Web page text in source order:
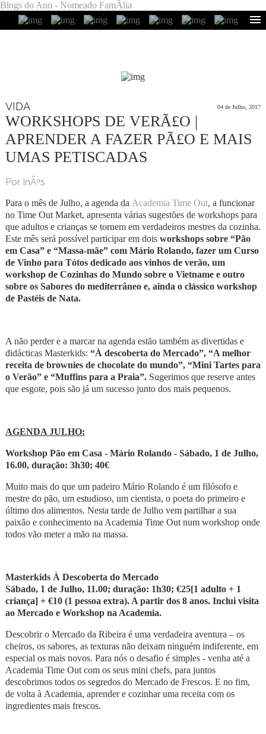
Blogs do Ano - Nomeado FamÃ­lia
VIDA 04 de Julho, 2017
WORKSHOPS DE VERÃ£O |
APRENDER A FAZER PÃ£O E MAIS
UMAS PETISCADAS
Por InÃªs
Para o mês de Julho, a agenda da Academia Time Out, a funcionar
no Time Out Market, apresenta várias sugestões de workshops para
que adultos e crianças se tornem em verdadeiros mestres da cozinha.
Este mês será possível participar em dois workshops sobre “Pão
em Casa” e “Massa-mãe” com Mário Rolando, fazer um Curso
de Vinho para Tótos dedicado aos vinhos de verão, um
workshop de Cozinhas do Mundo sobre o Vietname e outro
sobre os Sabores do mediterrâneo e, ainda o clássico workshop
de Pastéis de Nata.
A não perder e a marcar na agenda estão também as divertidas e
didácticas Masterkids: “À descoberta do Mercado”, “A melhor
receita de brownies de chocolate do mundo”, “Mini Tartes para
o Verão” e “Muffins para a Praia”. Sugerimos que reserve antes
que esgote, pois são já um sucesso junto dos mais pequenos.
AGENDA JULHO:
Workshop Pão em Casa - Mário Rolando - Sábado, 1 de Julho,
16.00, duração: 3h30; 40€
Muito mais do que um padeiro Mário Rolando é um filósofo e
mestre do pão, um estudioso, um cientista, o poeta do primeiro e
último dos alimentos. Nesta tarde de Julho vem partilhar a sua
paixão e conhecimento na Academia Time Out num workshop onde
todos vão meter a mão na massa.
MasterkidsÀ Descoberta do Mercado
Sábado, 1 de Julho, 11.00; duração: 1h30; €25[1 adulto + 1
criança] + €10 (1 pessoa extra). A partir dos 8 anos. Inclui visita
ao Mercado e Workshop na Academia.
Descobrir o Mercado da Ribeira é uma verdadeira aventura – os
cheiros, os sabores, as texturas não deixam ninguém indiferente, em
especial os mais novos. Para nós o desafio é simples - venha até a
Academia Time Out com os seus mini chefs, para juntos
descobrimos todos os segredos do Mercado de Frescos. E no fim,
de volta à Academia, aprender e cozinhar uma receita com os
ingredientes mais frescos.